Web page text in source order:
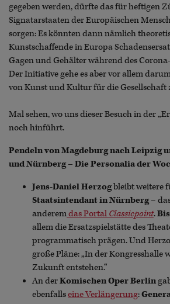
gegeben werden, dürfte das für heftigen
Signatarstaaten der Europäischen
sorgen: Es könnten dann nämlich
Kunstschaffende in Europa
Gagen und Gehälter während des
Der Initiative gehe es aber vor allem
von Kunst und Kultur für die Gesellschaft
Mal sehen, wo uns dieser Besuch in der
noch hinführt.
Pendeln von Magdeburg nach Leipzig
und Nürnberg – Die Personalia der
Jens-Daniel Herzogbleibt weitere
Staatsintendant in Nürnberg–
anderemdas Portal Classicpoint.
allem die Ersatzspielstätte des
programmatisch prägen. Und
große Pläne: „In der Kongresshalle
Zukunft entstehen.“
An derKomischen Oper Berlin
ebenfallseine Verlängerung: